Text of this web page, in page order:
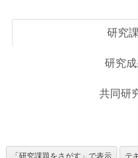
研究
研究
共同研